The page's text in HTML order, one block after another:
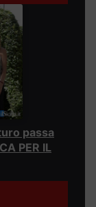
passa
PER IL